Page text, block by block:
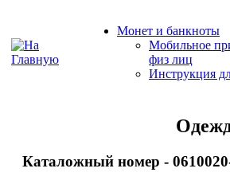
Монет и банкноты
Мобильное
физ лиц
Инструкция
Каталожный номер -